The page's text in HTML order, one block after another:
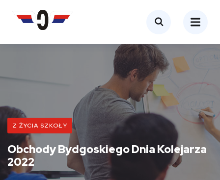
Z ŻYCIA SZKOŁY
Obchody Bydgoskiego Dnia Kolejarza
2022